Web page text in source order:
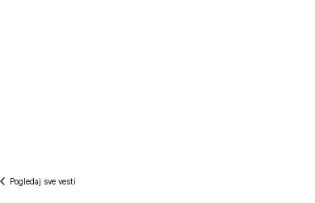
Pogledaj sve vesti